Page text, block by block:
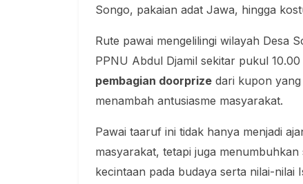
Songo, pakaian adat Jawa, hingga
Rute pawai mengelilingi wilayah Desa
PPNU Abdul Djamil sekitar pukul
pembagian doorprize dari kupon
menambah antusiasme masyarakat.
Pawai taaruf ini tidak hanya menjadi
masyarakat, tetapi juga
kecintaan pada budaya serta nilai-nilai